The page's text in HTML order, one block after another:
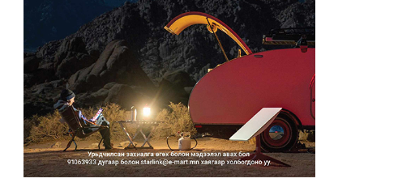
2026/08/07
Улсын чанартай хатуу
хучилттай авто замын талаас
и...
2026/08/06
Засгийн газар энэ оныг
дуустал санхүүгийн хэмнэлти...